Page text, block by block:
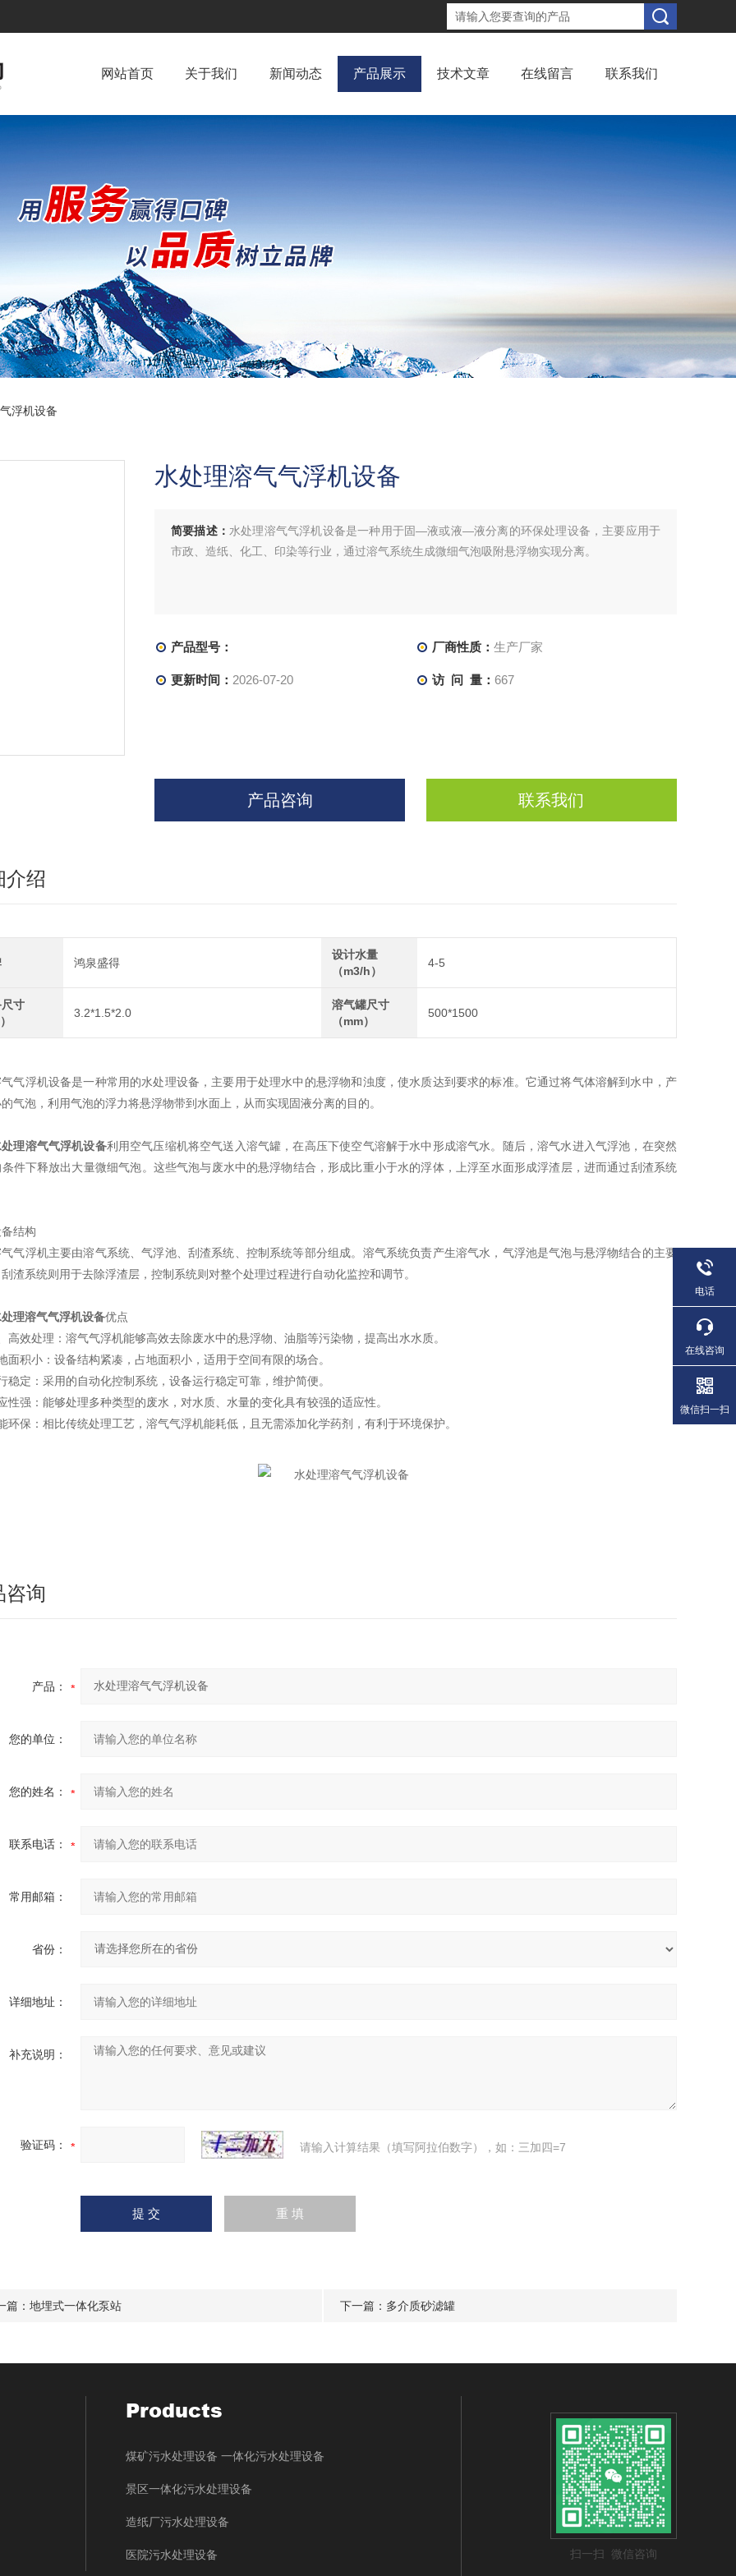
网站首页 关于我们 新闻动态 产品展示 技术文章 在线留言 联系我们
浮机设备
水处理溶气气浮机设备
简要描述： 水处理溶气气浮机设备是一种用于固—液或液—液分离的环保处理设备，主要应用于
市政、造纸、化工、印染等行业，通过溶气系统生成微细气泡吸附悬浮物实现分离。
产品型号： 厂商性质： 生产厂家
更新时间： 2026-07-20 访 问 量： 667
产品咨询 联系我们
介绍
鸿泉盛得
设计水量
（m3/h）
4-5
寸
3.2*1.5*2.0
溶气罐尺寸
（mm）
500*1500
气浮机设备是一种常用的水处理设备，主要用于处理水中的悬浮物和浊度，使水质达到要求的标准。它通过将气体溶解到水中，产
气泡，利用气泡的浮力将悬浮物带到水面上，从而实现固液分离的目的。
理溶气气浮机设备利用空气压缩机将空气送入溶气罐，在高压下使空气溶解于水中形成溶气水。随后，溶气水进入气浮池，在突然
件下释放出大量微细气泡。这些气泡与废水中的悬浮物结合，形成比重小于水的浮体，上浮至水面形成浮渣层，进而通过刮渣系统
结构
气浮机主要由溶气系统、气浮池、刮渣系统、控制系统等部分组成。溶气系统负责产生溶气水，气浮池是气泡与悬浮物结合的主要
渣系统则用于去除浮渣层，控制系统则对整个处理过程进行自动化监控和调节。
理溶气气浮机设备优点
高效处理：溶气气浮机能够高效去除废水中的悬浮物、油脂等污染物，提高出水水质。
面积小：设备结构紧凑，占地面积小，适用于空间有限的场合。
稳定：采用的自动化控制系统，设备运行稳定可靠，维护简便。
性强：能够处理多种类型的废水，对水质、水量的变化具有较强的适应性。
环保：相比传统处理工艺，溶气气浮机能耗低，且无需添加化学药剂，有利于环境保护。
咨询
产品：
您的单位：
您的姓名：
联系电话：
常用邮箱：
省份：
详细地址：
补充说明：
验证码： 请输入计算结果（填写阿拉伯数字），如：三加四=7
篇： 地埋式一体化泵站 下一篇： 多介质砂滤罐
Products
煤矿污水处理设备 一体化污水处理设备
景区一体化污水处理设备
造纸厂污水处理设备
医院污水处理设备 扫一扫 微信咨询
电话
在线咨询
微信扫一扫